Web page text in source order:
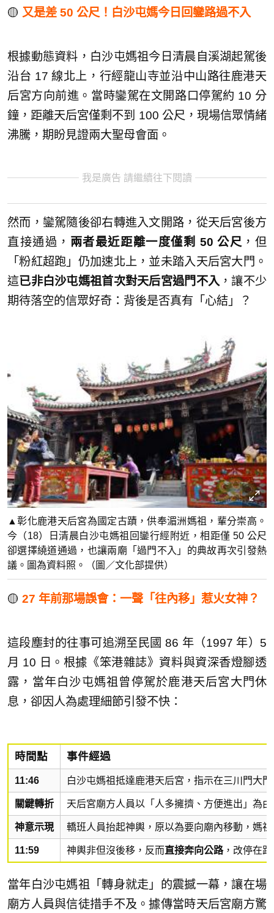
🟡 又是差 50 公尺！白沙屯媽今日回鑾路過不入
根據動態資料，白沙屯媽祖今日清晨自溪湖起駕後
沿台 17 線北上，行經龍山寺並沿中山路往鹿港天
后宮方向前進。當時鑾駕在文開路口停駕約 10 分
鐘，距離天后宮僅剩不到 100 公尺，現場信眾情緒
沸騰，期盼見證兩大聖母會面。
我是廣告 請繼續往下閱讀
然而，鑾駕隨後卻右轉進入文開路，從天后宮後方
直接通過， 兩者最近距離一度僅剩 50 公尺 ，但
「粉紅超跑」仍加速北上，並未踏入天后宮大門。
這已非白沙屯媽祖首次對天后宮過門不入 ，讓不少
期待落空的信眾好奇：背後是否真有「心結」？
▲彰化鹿港天后宮為國定古蹟，供奉湄洲媽祖，輩分崇高。
今（18）日清晨白沙屯媽祖回鑾行經附近，相距僅 50 公尺
卻選擇繞道通過，也讓兩廟「過門不入」的典故再次引發熱
議。圖為資料照。（圖／文化部提供）
🟡 27 年前那場誤會：一聲「往內移」惹火女神？
這段塵封的往事可追溯至民國 86 年（1997 年）5
月 10 日。根據《笨港雜誌》資料與資深香燈腳透
露，當年白沙屯媽祖曾停駕於鹿港天后宮大門休
息，卻因人為處理細節引發不快：
時間點 事件經過
11:46 白沙屯媽祖抵達鹿港天后宮，指示在三川門大
關鍵轉折 天后宮廟方人員以「人多擁擠、方便進出」為
神意示現 轎班人員抬起神輿，原以為要向廟內移動，媽
11:59 神輿非但沒後移，反而直接奔向公路，改停在
當年白沙屯媽祖「轉身就走」的震撼一幕，讓在場
廟方人員與信徒措手不及。據傳當時天后宮廟方驚